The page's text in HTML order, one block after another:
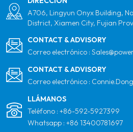
A706, Lingyun Onyx Building,
District, Xiamen City, Fujian
CONTACT & ADVISORY
Correo electrónico :
CONTACT & ADVISORY
Correo electrónico :
LLÁMANOS
Teléfono : +86-592-5927399
Whatsapp : +86 13400781697